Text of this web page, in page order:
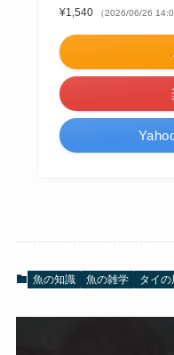
¥1,540
（2026/06/26
魚の知識 魚の雑学 タイの